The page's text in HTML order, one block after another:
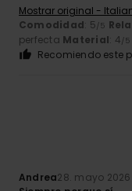
Mostrar original -
Comodidad: 5/5
perfecta Material: 4/5
Recomiendo este
Andrea28. mayo 2026